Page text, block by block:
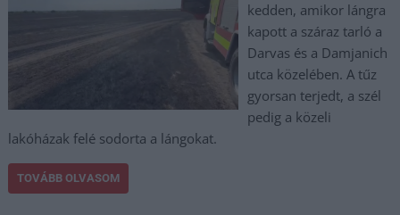
kedden, amikor lángra
kapott a száraz tarló a
Darvas és a Damjanich
utca közelében. A tűz
gyorsan terjedt, a szél
pedig a közeli
lakóházak felé sodorta a lángokat.
TOVÁBB OLVASOM